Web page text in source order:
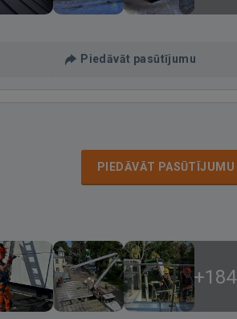
Piedāvāt pasūtījumu
PIEDĀVĀT PASŪTĪJUMU
+184